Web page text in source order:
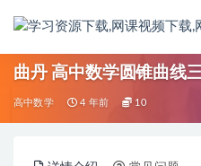
曲丹 高中数学圆锥曲线
高中数学 4 年前 10